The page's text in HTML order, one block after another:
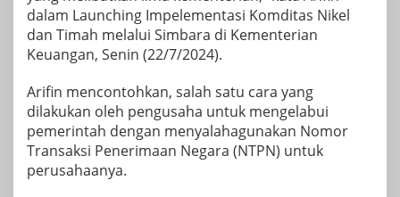
dalam Launching Impelementasi Komditas Nikel
dan Timah melalui Simbara di Kementerian
Keuangan, Senin (22/7/2024).
Arifin mencontohkan, salah satu cara yang
dilakukan oleh pengusaha untuk mengelabui
pemerintah dengan menyalahagunakan Nomor
Transaksi Penerimaan Negara (NTPN) untuk
perusahaanya.